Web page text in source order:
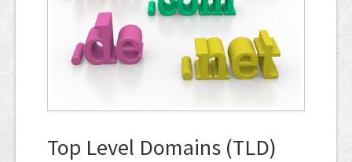
Top Level Domains (TLD)